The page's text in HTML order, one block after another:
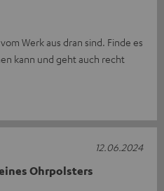
Werk aus dran sind. Finde es
kann und geht auch recht
Ohrpolsters
12.06.2024